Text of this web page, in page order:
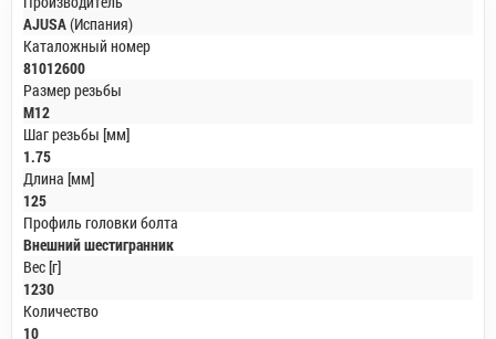
AJUSA(Испания)
Каталожный номер
81012600
Размер резьбы
M12
Шаг резьбы [мм]
1.75
Длина [мм]
125
Профиль головки болта
Внешний шестигранник
Вес [г]
1230
Количество
10